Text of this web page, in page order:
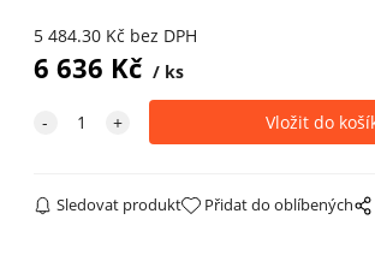
5 484.30Kč bez DPH
6 636 Kč ks
Sledovat produkt Přidat do oblíbených